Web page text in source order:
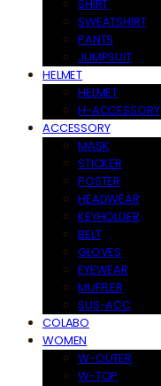
SHIRT
SWEATSHIRT
PANTS
JUMPSUIT
HELMET
HELMET
H-ACCESSORY
ACCESSORY
MASK
STICKER
POSTER
HEADWEAR
KEYHOLDER
BELT
GLOVES
EYEWEAR
MUFFLER
SUS-ACC
COLABO
WOMEN
W-OUTER
W-TOP